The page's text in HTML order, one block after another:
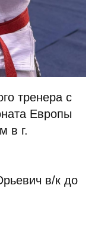
тренера с
Европы
в г.
в/к до